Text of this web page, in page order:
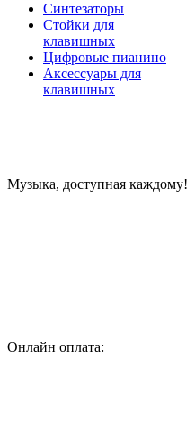
Синтезаторы
Стойки для
клавишных
Цифровые пианино
Аксессуары для
клавишных
Музыка, доступная каждому!
Онлайн оплата: